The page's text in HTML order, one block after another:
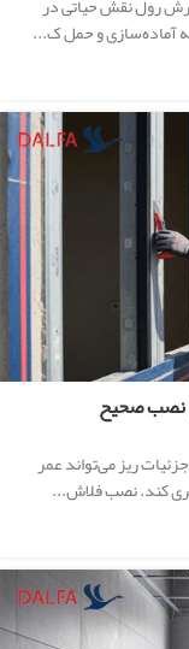
آماده‌سازی و حمل ک...
نصب صحیح
ریز می‌تواند عمر
کند. نصب فلاش...